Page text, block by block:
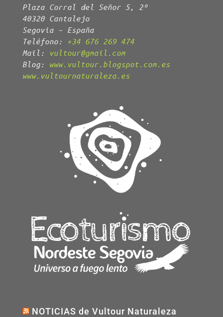
Plaza Corral del Señor 5, 2º
40320 Cantalejo
Segovia – España
Teléfono: +34 676 269 474
Mail:
vultour@gmail.com
Blog: www.vultour.blogspot.com.es
www.vultournaturaleza.es
NOTICIAS de Vultour Naturaleza